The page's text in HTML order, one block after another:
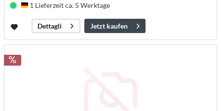
Deutschland
1 Lieferzeit ca. 5 Werktage
Dettagli Jetzt kaufen